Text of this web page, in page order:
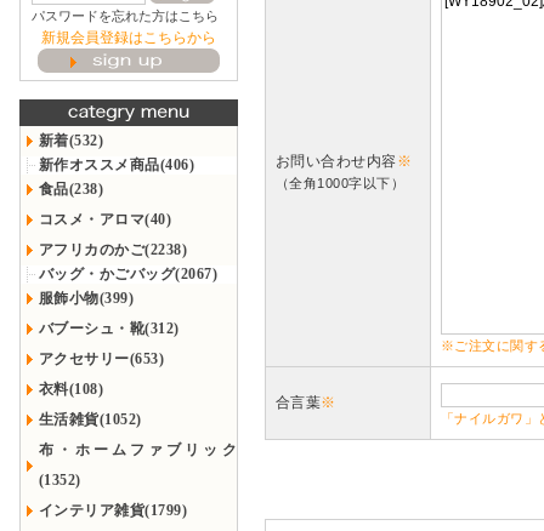
パスワードを忘れた方はこちら
新規会員登録はこちらから
新着(532)
新作オススメ商品(406)
食品(238)
コスメ・アロマ(40)
アフリカのかご(2238)
バッグ・かごバッグ(2067)
服飾小物(399)
バブーシュ・靴(312)
アクセサリー(653)
衣料(108)
生活雑貨(1052)
布・ホームファブリック
(1352)
インテリア雑貨(1799)
お問い合わせ内容※
（全角1000字以下）
※ご注文に関す
合言葉※
「ナイルガワ